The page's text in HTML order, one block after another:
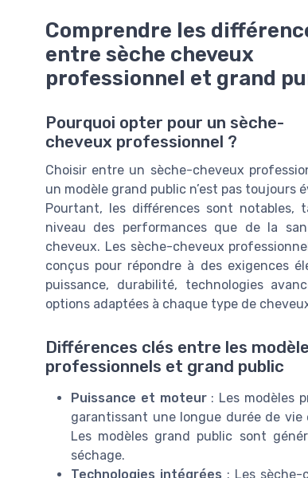
Comprendre les
entre sèche cheveux
professionnel et grand
Pourquoi opter pour un sèche-
cheveux professionnel ?
Choisir entre un sèche-cheveux
un modèle grand public n’est pas toujours
Pourtant, les différences sont notables,
niveau des performances que de la
cheveux. Les sèche-cheveux
conçus pour répondre à des exigences
puissance, durabilité, technologies
options adaptées à chaque type de
Différences clés entre les
professionnels et grand public
Puissance et moteur: Les modèles
garantissant une longue durée de vie
Les modèles grand public sont
séchage.
Technologies intégrées : Les